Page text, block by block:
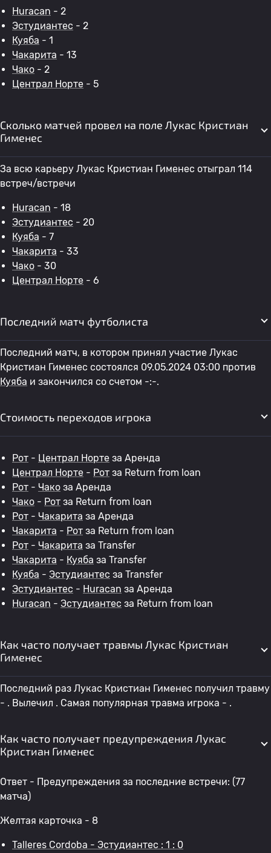
Huracan - 2
Эстудиантес - 2
Куяба - 1
Чакарита - 13
Чако - 2
Централ Норте - 5
Сколько матчей провел на поле Лукас Кристиан
Гименес
За всю карьеру Лукас Кристиан Гименес отыграл 114
встреч/встречи
Huracan - 18
Эстудиантес - 20
Куяба - 7
Чакарита - 33
Чако - 30
Централ Норте - 6
Последний матч футболиста
Последний матч, в котором принял участие Лукас
Кристиан Гименес состоялся 09.05.2024 03:00 против
Куяба и закончился со счетом -:-.
Стоимость переходов игрока
Рот - Централ Норте за Аренда
Централ Норте - Рот за Return from loan
Рот - Чако за Аренда
Чако - Рот за Return from loan
Рот - Чакарита за Аренда
Чакарита - Рот за Return from loan
Рот - Чакарита за Transfer
Чакарита - Куяба за Transfer
Куяба - Эстудиантес за Transfer
Эстудиантес - Huracan за Аренда
Huracan - Эстудиантес за Return from loan
Как часто получает травмы Лукас Кристиан
Гименес
Последний раз Лукас Кристиан Гименес получил травму
- . Вылечил . Самая популярная травма игрока - .
Как часто получает предупреждения Лукас
Кристиан Гименес
Ответ - Предупреждения за последние встречи: (77
матча)
Желтая карточка - 8
Talleres Cordoba - Эстудиантес : 1 : 0